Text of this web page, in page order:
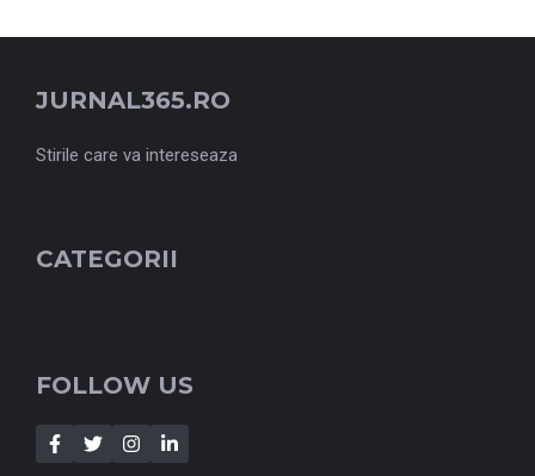
JURNAL365.RO
Stirile care va intereseaza
CATEGORII
FOLLOW US